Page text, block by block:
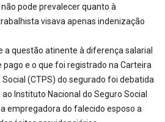
pode prevalecer quanto à
visava apenas indenização
questão atinente à diferença salarial
e o que foi registrado na Carteira
(CTPS) do segurado foi debatida
Instituto Nacional do Seguro Social
empregadora do falecido esposo a